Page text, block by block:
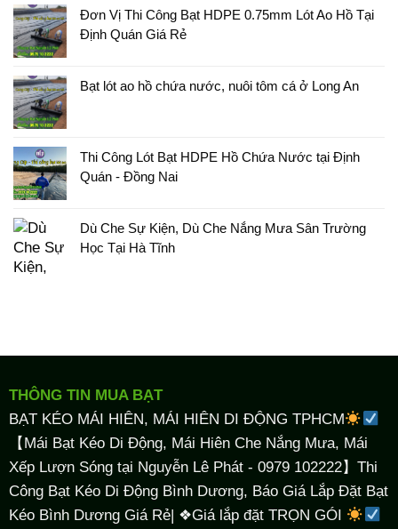
Đơn Vị Thi Công Bạt HDPE 0.75mm Lót Ao Hồ Tại
Định Quán Giá Rẻ
Bạt lót ao hồ chứa nước, nuôi tôm cá ở Long An
Thi Công Lót Bạt HDPE Hồ Chứa Nước tại Định
Quán - Đồng Nai
Dù Che Sự Kiện, Dù Che Nắng Mưa Sân Trường
Học Tại Hà Tĩnh
THÔNG TIN MUA BẠT
BẠT KÉO MÁI HIÊN, MÁI HIÊN DI ĐỘNG TPHCM
【Mái Bạt Kéo Di Động, Mái Hiên Che Nắng Mưa, Mái
Xếp Lượn Sóng tại Nguyễn Lê Phát - 0979 102222】Thi
Công Bạt Kéo Di Động Bình Dương, Báo Giá Lắp Đặt Bạt
Kéo Bình Dương Giá Rẻ| ❖Giá lắp đặt TRỌN GÓI